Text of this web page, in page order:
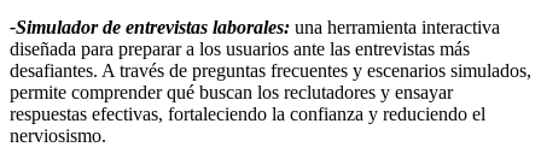
-Simulador de entrevistas laborales: una herramienta interactiva
diseñada para preparar a los usuarios ante las entrevistas más
desafiantes. A través de preguntas frecuentes y escenarios simulados,
permite comprender qué buscan los reclutadores y ensayar
respuestas efectivas, fortaleciendo la confianza y reduciendo el
nerviosismo.